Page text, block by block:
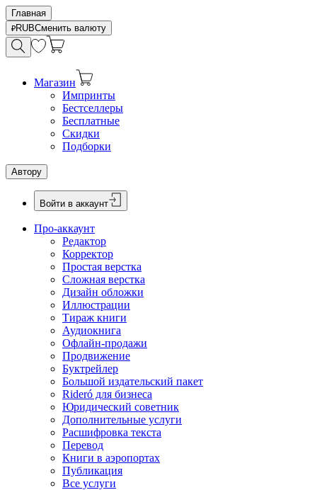
Главная
RUBСменить валюту
Магазин
Импринты
Бестселлеры
Бесплатные
Скидки
Подборки
Автору
Войти в аккаунт
Про-аккаунт
Редактор
Корректор
Простая верстка
Сложная верстка
Дизайн обложки
Иллюстрации
Тираж книги
Аудиокнига
Офлайн-продажи
Продвижение
Буктрейлер
Большой издательский пакет
Rideró для бизнеса
Юридический советник
Дополнительные услуги
Расшифровка текста
Перевод
Книги в аэропортах
Публикация
Все услуги